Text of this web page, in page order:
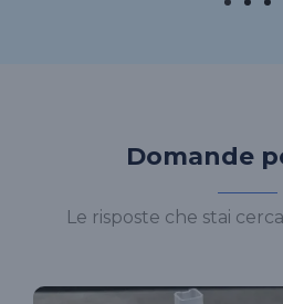
Domande
Le risposte che stai